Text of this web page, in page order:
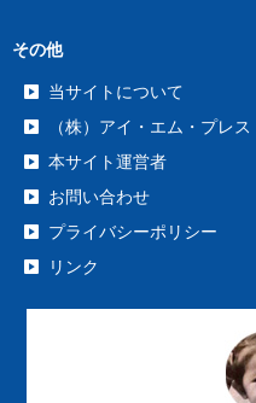
その他
当サイトについて
（株）アイ・エム・プレ
本サイト運営者
お問い合わせ
プライバシーポリシー
リンク